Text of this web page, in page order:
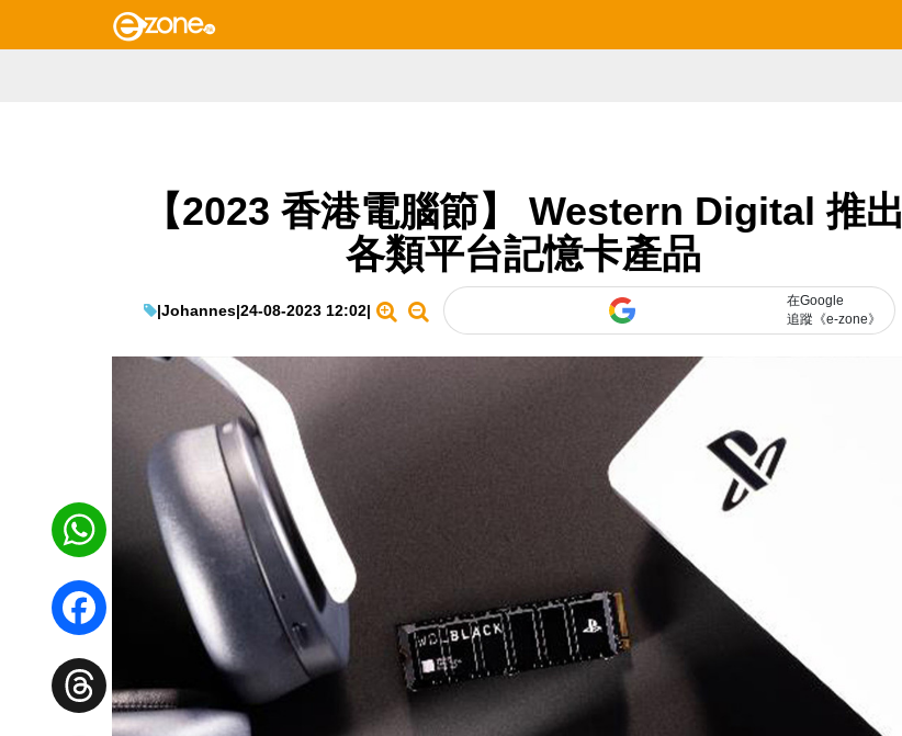
【2023 香港電腦節】 Western Digital 推出
各類平台記憶卡產品
|Johannes|24-08-2023 12:02|
在Google
追蹤《e-zone》
WhatsApp
Facebook